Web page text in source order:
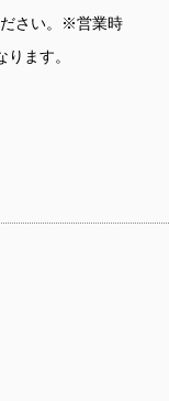
さい。※営業時
ます。